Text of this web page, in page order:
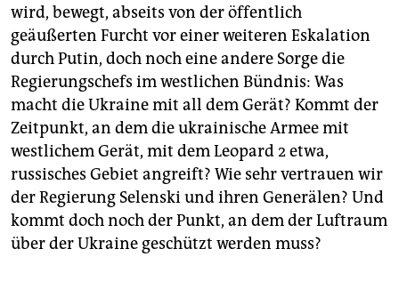
wird, bewegt, abseits von der öffentlich
geäußerten Furcht vor einer weiteren Eskalation
durch Putin, doch noch eine andere Sorge die
Regierungschefs im westlichen Bündnis: Was
macht die Ukraine mit all dem Gerät? Kommt der
Zeitpunkt, an dem die ukrainische Armee mit
westlichem Gerät, mit dem Leopard 2 etwa,
russisches Gebiet angreift? Wie sehr vertrauen wir
der Regierung Selenski und ihren Generälen? Und
kommt doch noch der Punkt, an dem der Luftraum
über der Ukraine geschützt werden muss?